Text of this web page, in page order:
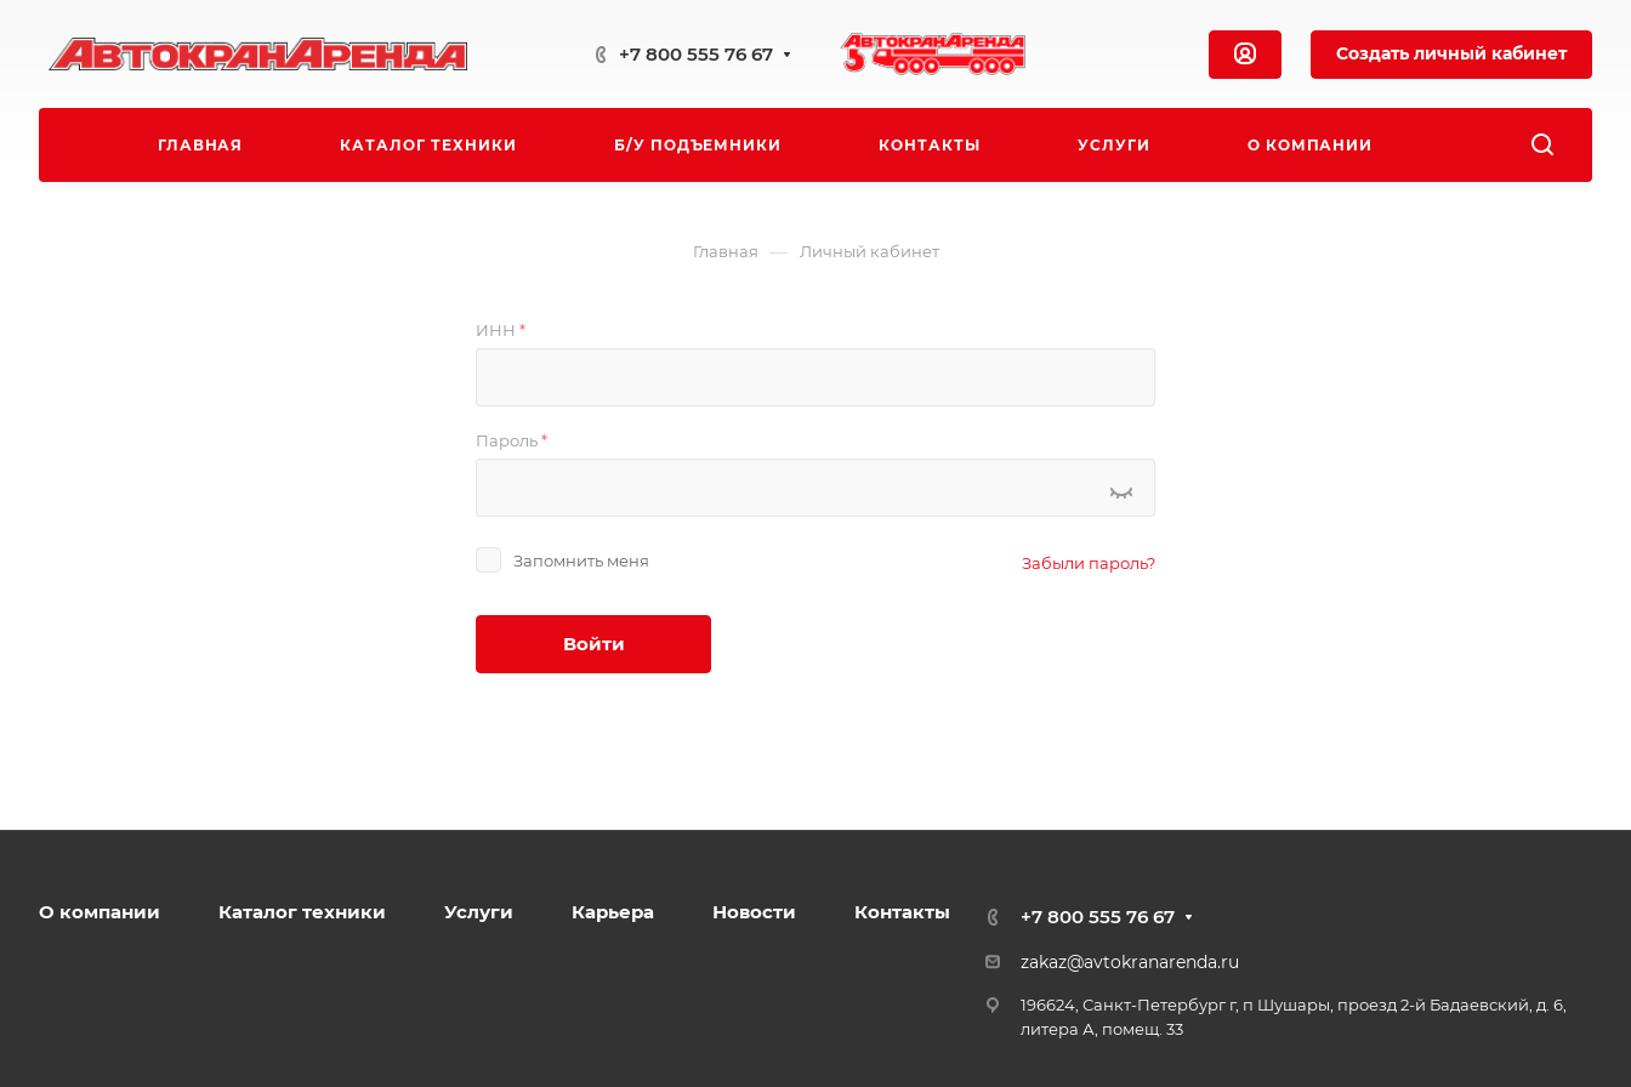
+7 800 555 76 67 Создать личный кабинет
ГЛАВНАЯ КАТАЛОГ ТЕХНИКИ Б/У ПОДЪЕМНИКИ КОНТАКТЫ УСЛУГИ О КОМПАНИИ
Главная — Личный кабинет
ИНН *
Пароль*
Запомнить меня Забыли пароль?
Войти
О компании Каталог техники Услуги Карьера Новости Контакты +7 800 555 76 67
zakaz@avtokranarenda.ru
196624, Санкт-Петербург г, п Шушары, проезд 2-й Бадаевский, д. 6,
литера А, помещ. 33